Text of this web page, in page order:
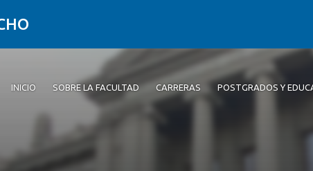
INICIO SOBRE LA FACULTAD CARRERAS POSTGRADOS Y